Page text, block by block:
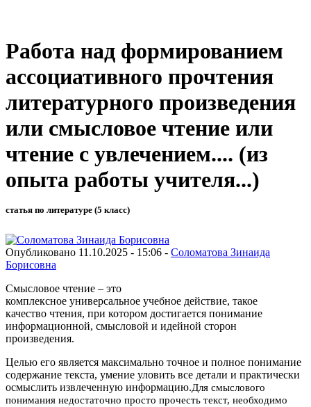
Работа над формированием
ассоциативного прочтения
литературного произведения
или смысловое чтение или
чтение с увлечением.... (из
опыта работы учителя...)
статья по литературе (5 класс)
Опубликовано 11.10.2025 - 15:06 - Соломатова Зинаида
Борисовна
Смысловое чтение – это
комплексное универсальное учебное действие, такое
качество чтения, при котором достигается понимание
информационной, смысловой и идейной сторон
произведения.
Целью его является максимально точное и полное понимание
содержание текста, умение уловить все детали и практически
осмыслить извлеченную информацию.Для смыслового
понимания недостаточно просто прочесть текст, необходимо